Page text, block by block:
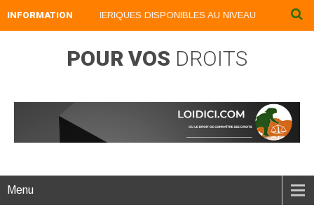
INFORMATION
NOS LIVRES NUMERIQUES DISPONIBLES AU NIVEAU DU MENU
POUR VOS DROITS
Menu